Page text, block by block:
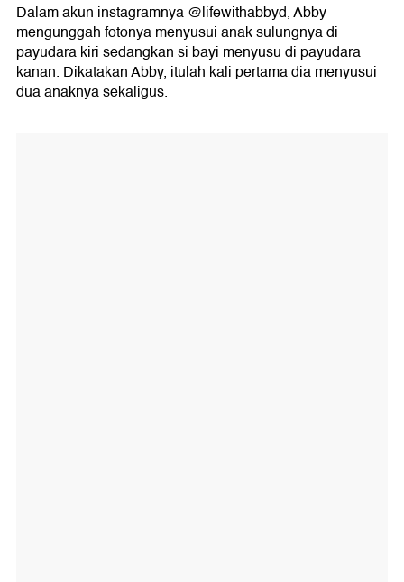
Dalam akun instagramnya @lifewithabbyd, Abby
mengunggah fotonya menyusui anak sulungnya di
payudara kiri sedangkan si bayi menyusu di payudara
kanan. Dikatakan Abby, itulah kali pertama dia menyusui
dua anaknya sekaligus.